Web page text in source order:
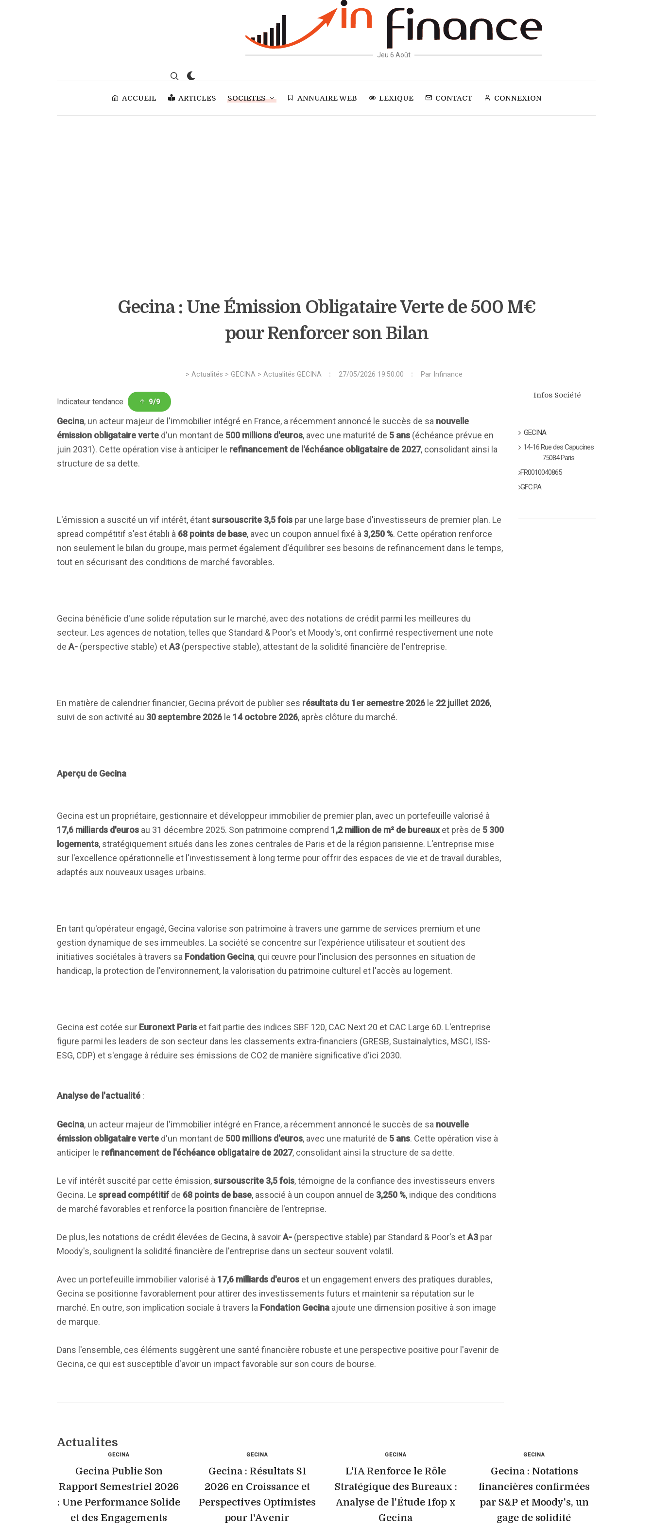
Jeu 6 Août
ACCUEIL ARTICLES SOCIETES ANNUAIRE WEB LEXIQUE CONTACT CONNEXION
Gecina : Une Émission Obligataire Verte de 500 M€
pour Renforcer son Bilan
> Actualités > GECINA> Actualités GECINA 27/05/2026 19:50:00 Par Infinance
Indicateur tendance 9/9
Gecina, un acteur majeur de l'immobilier intégré en France, a récemment annoncé le succès de sa nouvelle
émission obligataire verte d'un montant de 500 millions d'euros, avec une maturité de 5 ans (échéance prévue en
juin 2031). Cette opération vise à anticiper le refinancement de l'échéance obligataire de 2027, consolidant ainsi la
structure de sa dette.
L'émission a suscité un vif intérêt, étantsursouscrite 3,5 fois par une large base d'investisseurs de premier plan. Le
spread compétitif s'est établi à 68 points de base, avec un coupon annuel fixé à 3,250 %. Cette opération renforce
non seulement le bilan du groupe, mais permet également d'équilibrer ses besoins de refinancement dans le temps,
tout en sécurisant des conditions de marché favorables.
Gecina bénéficie d'une solide réputation sur le marché, avec des notations de crédit parmi les meilleures du
secteur. Les agences de notation, telles que Standard & Poor's et Moody's, ont confirmé respectivement une note
de A- (perspective stable) etA3 (perspective stable), attestant de la solidité financière de l'entreprise.
En matière de calendrier financier, Gecina prévoit de publier ses résultats du 1er semestre 2026 le 22 juillet 2026,
suivi de son activité au 30 septembre 2026 le 14 octobre 2026, après clôture du marché.
Aperçu de Gecina
Gecina est un propriétaire, gestionnaire et développeur immobilier de premier plan, avec un portefeuille valorisé à
17,6 milliards d'euros au 31 décembre 2025. Son patrimoine comprend 1,2 million de m² de bureauxet près de 5 300
logements, stratégiquement situés dans les zones centrales de Paris et de la région parisienne. L'entreprise mise
sur l'excellence opérationnelle et l'investissement à long terme pour offrir des espaces de vie et de travail durables,
adaptés aux nouveaux usages urbains.
En tant qu'opérateur engagé, Gecina valorise son patrimoine à travers une gamme de services premium et une
gestion dynamique de ses immeubles. La société se concentre sur l'expérience utilisateur et soutient des
initiatives sociétales à travers sa Fondation Gecina, qui œuvre pour l'inclusion des personnes en situation de
handicap, la protection de l'environnement, la valorisation du patrimoine culturel et l'accès au logement.
Gecina est cotée sur Euronext Paris et fait partie des indices SBF 120, CAC Next 20 et CAC Large 60. L'entreprise
figure parmi les leaders de son secteur dans les classements extra-financiers (GRESB, Sustainalytics, MSCI, ISS-
ESG, CDP) et s'engage à réduire ses émissions de CO2 de manière significative d'ici 2030.
Analyse de l'actualité :
Gecina, un acteur majeur de l'immobilier intégré en France, a récemment annoncé le succès de sa nouvelle
émission obligataire verte d'un montant de 500 millions d'euros, avec une maturité de 5 ans. Cette opération vise à
anticiper le refinancement de l'échéance obligataire de 2027, consolidant ainsi la structure de sa dette.
Le vif intérêt suscité par cette émission,sursouscrite 3,5 fois, témoigne de la confiance des investisseurs envers
Gecina. Le spread compétitifde 68 points de base, associé à un coupon annuel de 3,250 %, indique des conditions
de marché favorables et renforce la position financière de l'entreprise.
De plus, les notations de crédit élevées de Gecina, à savoirA- (perspective stable) par Standard & Poor's etA3 par
Moody's, soulignent la solidité financière de l'entreprise dans un secteur souvent volatil.
Avec un portefeuille immobilier valorisé à 17,6 milliards d'euros et un engagement envers des pratiques durables,
Gecina se positionne favorablement pour attirer des investissements futurs et maintenir sa réputation sur le
marché. En outre, son implication sociale à travers la Fondation Gecina ajoute une dimension positive à son image
de marque.
Dans l'ensemble, ces éléments suggèrent une santé financière robuste et une perspective positive pour l'avenir de
Gecina, ce qui est susceptible d'avoir un impact favorable sur son cours de bourse.
Infos Société
GECINA
14-16 Rue des Capucines
75084 Paris
FR0010040865
GFC.PA
Actualites
GECINA
Gecina Publie Son
Rapport Semestriel 2026
: Une Performance Solide
et des Engagements
GECINA
Gecina : Résultats S1
2026 en Croissance et
Perspectives Optimistes
pour l'Avenir
GECINA
L'IA Renforce le Rôle
Stratégique des Bureaux :
Analyse de l'Étude Ifop x
Gecina
GECINA
Gecina : Notations
financières confirmées
par S&P et Moody's, un
gage de solidité